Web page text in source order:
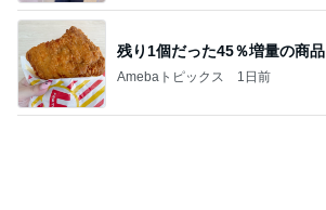
残り1個だった45％増量の商品
Amebaトピックス 1日前